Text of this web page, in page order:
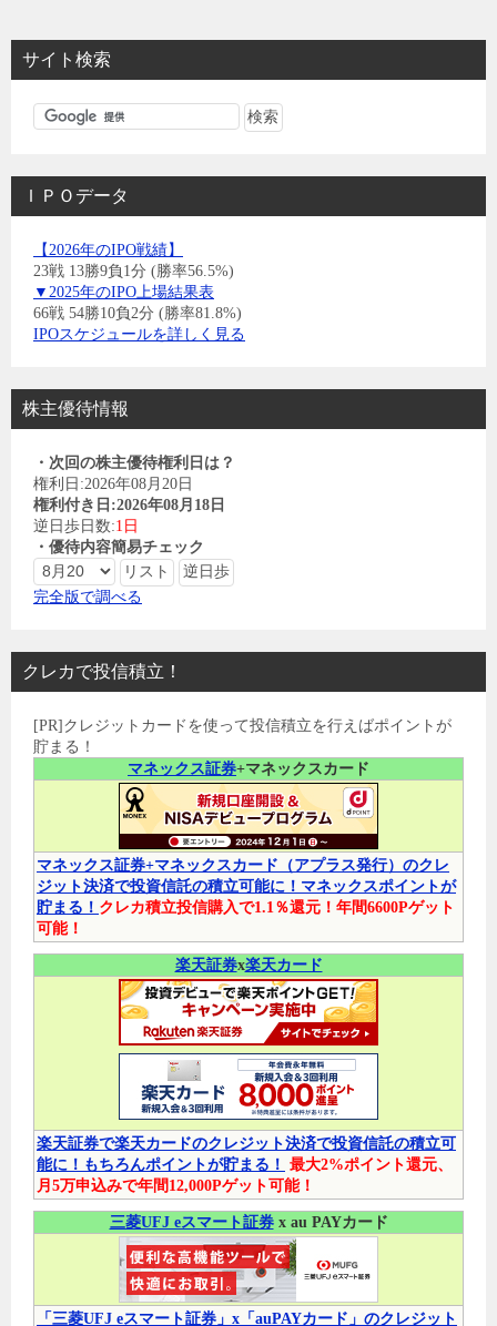
サイト検索
ＩＰＯデータ
【2026年のIPO戦績】
23戦 13勝9負1分 (勝率56.5%)
▼2025年のIPO上場結果表
66戦 54勝10負2分 (勝率81.8%)
IPOスケジュールを詳しく見る
株主優待情報
・次回の株主優待権利日は？
権利日:2026年08月20日
権利付き日:2026年08月18日
逆日歩日数:1日
・優待内容簡易チェック
完全版で調べる
クレカで投信積立！
[PR]クレジットカードを使って投信積立を行えばポイントが
貯まる！
マネックス証券+マネックスカード
マネックス証券+マネックスカード（アプラス発行）のクレ
ジット決済で投資信託の積立可能に！マネックスポイントが
貯まる！ クレカ積立投信購入で1.1％還元！年間6600Pゲット
可能！
楽天証券x楽天カード
楽天証券で楽天カードのクレジット決済で投資信託の積立可
能に！もちろんポイントが貯まる！ 最大2%ポイント還元、
月5万申込みで年間12,000Pゲット可能！
三菱UFJ eスマート証券x au PAYカード
「三菱UFJ eスマート証券」x「auPAYカード」のクレジット